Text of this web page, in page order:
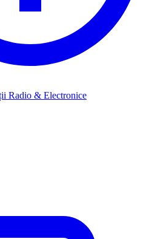
Radio & Electronice